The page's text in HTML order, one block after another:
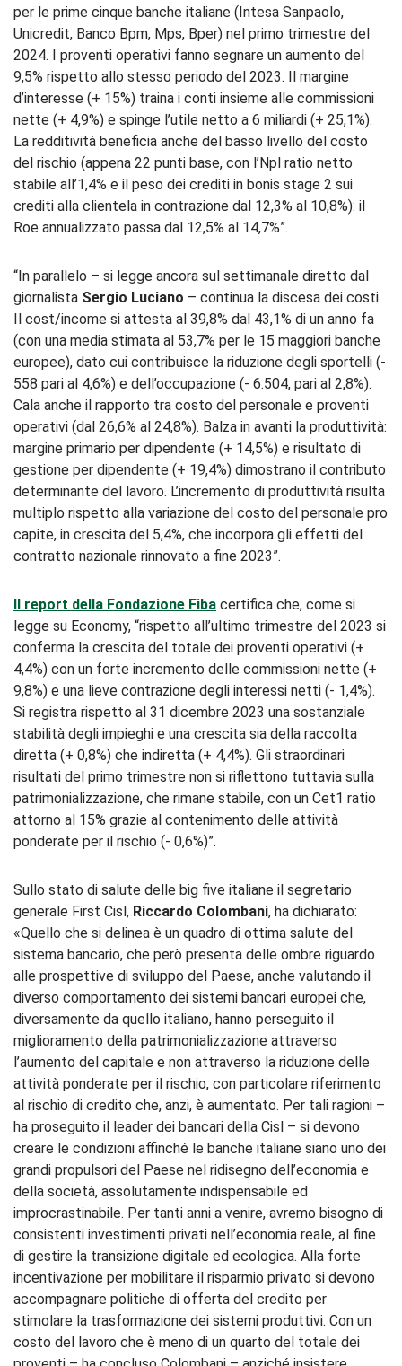
per le prime cinque banche italiane (Intesa Sanpaolo,
Unicredit, Banco Bpm, Mps, Bper) nel primo trimestre del
2024. I proventi operativi fanno segnare un aumento del
9,5% rispetto allo stesso periodo del 2023. Il margine
d’interesse (+ 15%) traina i conti insieme alle commissioni
nette (+ 4,9%) e spinge l’utile netto a 6 miliardi (+ 25,1%).
La redditività beneficia anche del basso livello del costo
del rischio (appena 22 punti base, con l’Npl ratio netto
stabile all’1,4% e il peso dei crediti in bonis stage 2 sui
crediti alla clientela in contrazione dal 12,3% al 10,8%): il
Roe annualizzato passa dal 12,5% al 14,7%”.
“In parallelo – si legge ancora sul settimanale diretto dal
giornalista Sergio Luciano – continua la discesa dei costi.
Il cost/income si attesta al 39,8% dal 43,1% di un anno fa
(con una media stimata al 53,7% per le 15 maggiori banche
europee), dato cui contribuisce la riduzione degli sportelli (-
558 pari al 4,6%) e dell’occupazione (- 6.504, pari al 2,8%).
Cala anche il rapporto tra costo del personale e proventi
operativi (dal 26,6% al 24,8%). Balza in avanti la produttività:
margine primario per dipendente (+ 14,5%) e risultato di
gestione per dipendente (+ 19,4%) dimostrano il contributo
determinante del lavoro. L’incremento di produttività risulta
multiplo rispetto alla variazione del costo del personale pro
capite, in crescita del 5,4%, che incorpora gli effetti del
contratto nazionale rinnovato a fine 2023”.
Il report della Fondazione Fiba certifica che, come si
legge su Economy, “rispetto all’ultimo trimestre del 2023 si
conferma la crescita del totale dei proventi operativi (+
4,4%) con un forte incremento delle commissioni nette (+
9,8%) e una lieve contrazione degli interessi netti (- 1,4%).
Si registra rispetto al 31 dicembre 2023 una sostanziale
stabilità degli impieghi e una crescita sia della raccolta
diretta (+ 0,8%) che indiretta (+ 4,4%). Gli straordinari
risultati del primo trimestre non si riflettono tuttavia sulla
patrimonializzazione, che rimane stabile, con un Cet1 ratio
attorno al 15% grazie al contenimento delle attività
ponderate per il rischio (- 0,6%)”.
Sullo stato di salute delle big five italiane il segretario
generale First Cisl, Riccardo Colombani, ha dichiarato:
«Quello che si delinea è un quadro di ottima salute del
sistema bancario, che però presenta delle ombre riguardo
alle prospettive di sviluppo del Paese, anche valutando il
diverso comportamento dei sistemi bancari europei che,
diversamente da quello italiano, hanno perseguito il
miglioramento della patrimonializzazione attraverso
l’aumento del capitale e non attraverso la riduzione delle
attività ponderate per il rischio, con particolare riferimento
al rischio di credito che, anzi, è aumentato. Per tali ragioni –
ha proseguito il leader dei bancari della Cisl – si devono
creare le condizioni affinché le banche italiane siano uno dei
grandi propulsori del Paese nel ridisegno dell’economia e
della società, assolutamente indispensabile ed
improcrastinabile. Per tanti anni a venire, avremo bisogno di
consistenti investimenti privati nell’economia reale, al fine
di gestire la transizione digitale ed ecologica. Alla forte
incentivazione per mobilitare il risparmio privato si devono
accompagnare politiche di offerta del credito per
stimolare la trasformazione dei sistemi produttivi. Con un
costo del lavoro che è meno di un quarto del totale dei